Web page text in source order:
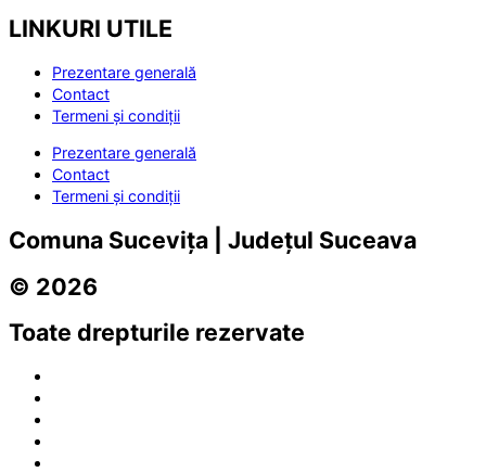
LINKURI UTILE
Prezentare generală
Contact
Termeni și condiții
Prezentare generală
Contact
Termeni și condiții
Comuna Sucevița | Județul Suceava
© 2026
Toate drepturile rezervate